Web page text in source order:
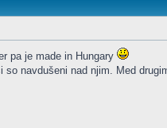
pa je made in Hungary
navdušeni nad njim. Med